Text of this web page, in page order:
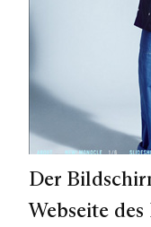
Der
Webseite